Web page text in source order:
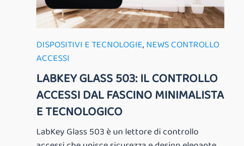
DISPOSITIVI E TECNOLOGIE,NEWS CONTROLLO
ACCESSI
LABKEY GLASS 503: IL CONTROLLO
ACCESSI DAL FASCINO MINIMALISTA
E TECNOLOGICO
LabKey Glass 503 è un lettore di controllo